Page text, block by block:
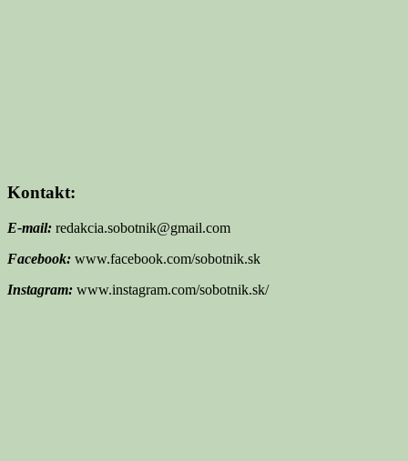
Kontakt:
E-mail: redakcia.sobotnik@gmail.com
Facebook: www.facebook.com/sobotnik.sk
Instagram: www.instagram.com/sobotnik.sk/